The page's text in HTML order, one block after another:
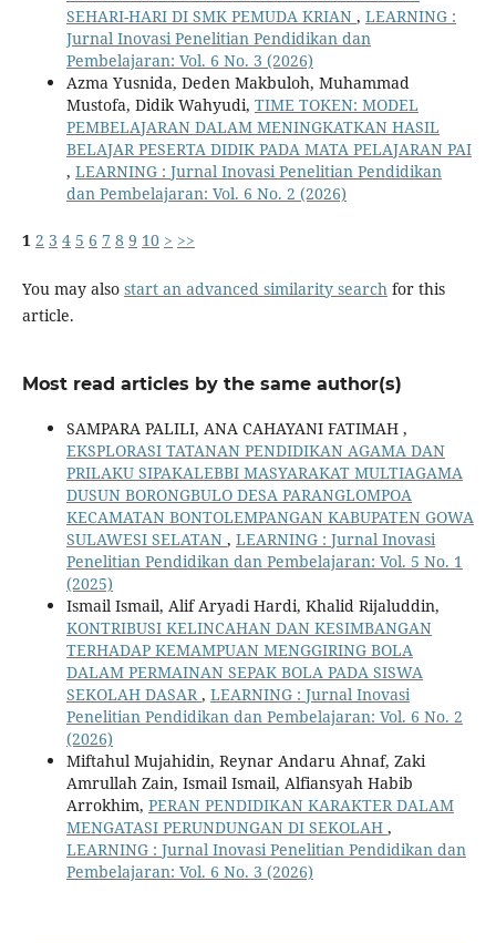
SEHARI-HARI DI SMK PEMUDA KRIAN , LEARNING :
Jurnal Inovasi Penelitian Pendidikan dan
Pembelajaran: Vol. 6 No. 3 (2026)
Azma Yusnida, Deden Makbuloh, Muhammad
Mustofa, Didik Wahyudi, TIME TOKEN: MODEL
PEMBELAJARAN DALAM MENINGKATKAN HASIL
BELAJAR PESERTA DIDIK PADA MATA PELAJARAN PAI
, LEARNING : Jurnal Inovasi Penelitian Pendidikan
dan Pembelajaran: Vol. 6 No. 2 (2026)
1 2 3 4 5 6 7 8 9 10 > >>
You may also start an advanced similarity searchfor this
article.
Most read articles by the same author(s)
SAMPARA PALILI, ANA CAHAYANI FATIMAH ,
EKSPLORASI TATANAN PENDIDIKAN AGAMA DAN
PRILAKU SIPAKALEBBI MASYARAKAT MULTIAGAMA
DUSUN BORONGBULO DESA PARANGLOMPOA
KECAMATAN BONTOLEMPANGAN KABUPATEN GOWA
SULAWESI SELATAN , LEARNING : Jurnal Inovasi
Penelitian Pendidikan dan Pembelajaran: Vol. 5 No. 1
(2025)
Ismail Ismail, Alif Aryadi Hardi, Khalid Rijaluddin,
KONTRIBUSI KELINCAHAN DAN KESIMBANGAN
TERHADAP KEMAMPUAN MENGGIRING BOLA
DALAM PERMAINAN SEPAK BOLA PADA SISWA
SEKOLAH DASAR, LEARNING : Jurnal Inovasi
Penelitian Pendidikan dan Pembelajaran: Vol. 6 No. 2
(2026)
Miftahul Mujahidin, Reynar Andaru Ahnaf, Zaki
Amrullah Zain, Ismail Ismail, Alfiansyah Habib
Arrokhim, PERAN PENDIDIKAN KARAKTER DALAM
MENGATASI PERUNDUNGAN DI SEKOLAH ,
LEARNING : Jurnal Inovasi Penelitian Pendidikan dan
Pembelajaran: Vol. 6 No. 3 (2026)